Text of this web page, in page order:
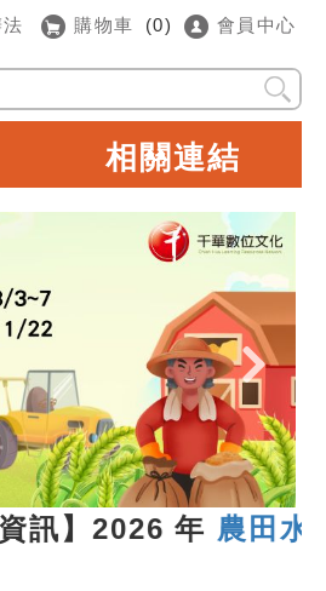
購物車 (0) 會員中心
相關連結
2026 年農田水利新